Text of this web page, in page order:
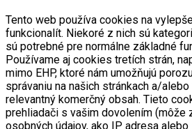
Tento web používa cookies na
funkcionalít. Niekoré z nich sú
sú potrebné pre normálne základné
Používame aj cookies tretích strán,
mimo EHP, ktoré nám umožňujú
správaniu na našich stránkach a/
relevantný komerčný obsah. Tieto
prehliadači s vašim dovolením (môže
osobných údajov, ako IP adresa